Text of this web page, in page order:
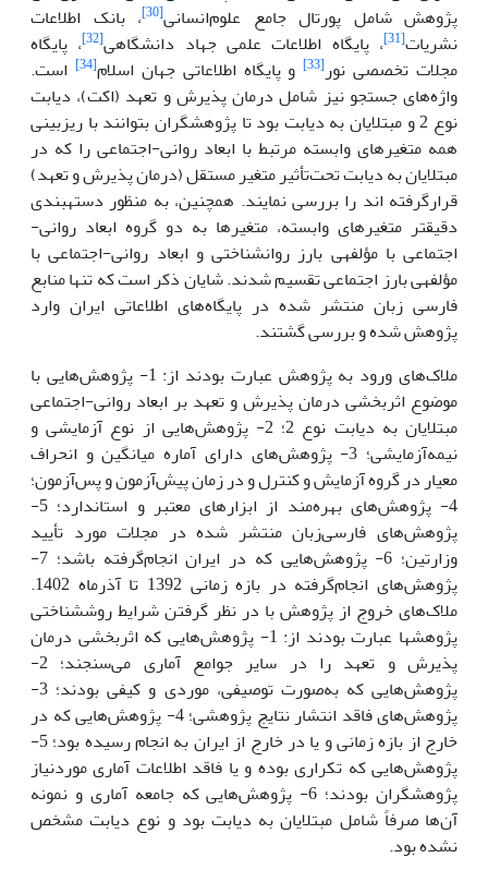
پژوهش شامل پورتال جامع علوم‌انسانی[30]
، بانک اطلاعات
نشریات[31] ، پایگاه اطلاعات علمی جهاد دانشگاهی[32]
، پایگاه
مجلات تخصصی نور[33] و پایگاه اطلاعاتی جهان اسلام[34]
است.
واژه‌های جستجو نیز شامل درمان پذیرش و تعهد (اکت)، دیابت
نوع 2 و مبتلایان به دیابت بود تا پژوهشگران بتوانند با ریزبینی
همه متغیرهای وابسته مرتبط با ابعاد روانی-اجتماعی را که در
مبتلایان به دیابت تحت‌تأثیر متغیر مستقل (درمان پذیرش و تعهد)
قرارگرفته اند را بررسی نمایند. همچنین، به منظور دسته­بندی
دقیق­تر متغیرهای وابسته، متغیرها به دو گروه ابعاد روانی-
اجتماعی با مؤلفه­ی بارز روانشناختی و ابعاد روانی-اجتماعی با
مؤلفه­ی بارز اجتماعی تقسیم شدند. شایان ذکر است که تنها منابع
فارسی زبان منتشر شده در پایگاه‌های اطلاعاتی ایران وارد
پژوهش شده و بررسی گشتند.
ملاک‌های ورود به پژوهش عبارت بودند از: 1- پژوهش‌هایی با
موضوع اثربخشی درمان پذیرش و تعهد بر ابعاد روانی-اجتماعی
مبتلایان به دیابت نوع 2؛ 2- پژوهش‌هایی از نوع آزمایشی و
نیمه‌آزمایشی؛ 3- پژوهش‌های دارای آماره میانگین و انحراف
معیار در گروه آزمایش و کنترل و در زمان پیش‌آزمون و پس‌آزمون؛
4- پژوهش‌های بهره‌مند از ابزارهای معتبر و استاندارد؛ 5-
پژوهش‌های فارسی‌زبان منتشر شده در مجلات مورد تأیید
وزارتین؛ 6- پژوهش‌هایی که در ایران انجام‌گرفته باشد؛ 7-
پژوهش‌های انجام‌گرفته در بازه زمانی 1392 تا آذرماه 1402.
ملاک‌های خروج از پژوهش با در نظر گرفتن شرایط روش­شناختی
پژوهش­ها عبارت بودند از: 1- پژوهش‌هایی که اثربخشی درمان
پذیرش و تعهد را در سایر جوامع آماری می‌سنجند؛ 2-
پژوهش‌هایی که به‌صورت توصیفی، موردی و کیفی بودند؛ 3-
پژوهش‌های فاقد انتشار نتایج پژوهشی؛ 4- پژوهش‌هایی که در
خارج از بازه زمانی و یا در خارج از ایران به انجام رسیده بود؛ 5-
پژوهش‌هایی که تکراری بوده و یا فاقد اطلاعات آماری موردنیاز
پژوهشگران بودند؛ 6- پژوهش‌هایی که جامعه آماری و نمونه
آن‌ها صرفاً شامل مبتلایان به دیابت بود و نوع دیابت مشخص
نشده بود.